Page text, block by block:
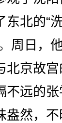
东北的“
周日，
北京故
不远的
盎然，